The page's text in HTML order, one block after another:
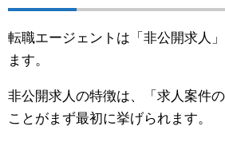
転職エージェントは「非公開求人
ます。
非公開求人の特徴は、「求人案件
ことがまず最初に挙げられます。